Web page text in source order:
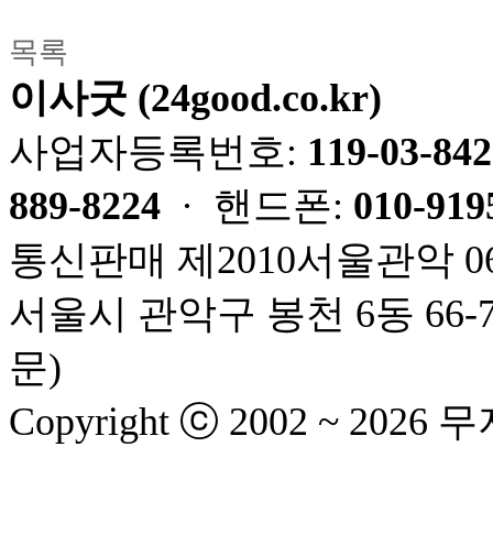
목록
이사굿 (24good.co.kr)
사업자등록번호: 119-03-
889-8224 · 핸드폰: 010-
통신판매 제2010서울관악
서울시 관악구 봉천 6동
문)
Copyright ⓒ 2002 ~ 2026